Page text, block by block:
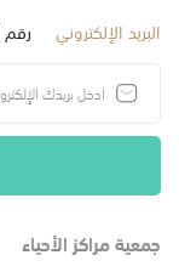
البريد الإلكتروني رقم
جمعية مراكز الأحياء